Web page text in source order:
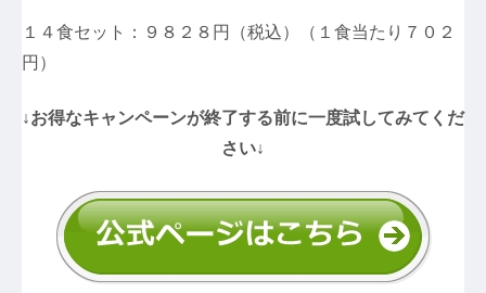
１４食セット：９８２８円（税込）（１食当たり７０２
円）
↓お得なキャンペーンが終了する前に一度試してみてくだ
さい↓